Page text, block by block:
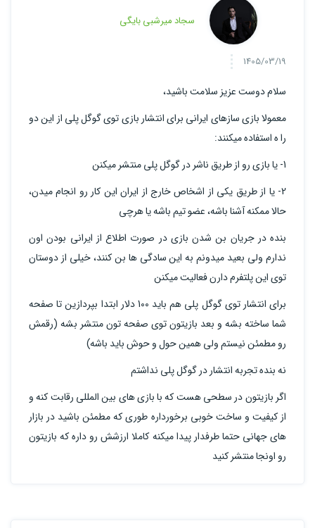
سجاد میرشبی بایگی
1405/03/19
سلام دوست عزیز سلامت باشید،
معمولا بازی سازهای ایرانی برای انتشار بازی توی گوگل پلی از این دو
را ه استفاده میکنند:
1- یا بازی رو از طریق ناشر در گوگل پلی منتشر میکنن
2- یا از طریق یکی از اشخاص خارج از ایران این کار رو انجام میدن،
حالا ممکنه آشنا باشه، عضو تیم باشه یا هرچی
بنده در جریان بن شدن بازی در صورت اطلاع از ایرانی بودن اون
ندارم ولی بعید میدونم به این سادگی ها بن کنند، خیلی از دوستان
توی این پلتفرم دارن فعالیت میکنن
برای انتشار توی گوگل پلی هم باید 100 دلار ابتدا بپردازین تا صفحه
شما ساخته بشه و بعد بازیتون توی صفحه تون منتشر بشه (رقمش
رو مطمئن نیستم ولی همین حول و حوش باید باشه)
نه بنده تجربه انتشار در گوگل پلی نداشتم
اگر بازیتون در سطحی هست که با بازی های بین المللی رقابت کنه و
از کیفیت و ساخت خوبی برخورداره طوری که مطمئن باشید در بازار
های جهانی حتما طرفدار پیدا میکنه کاملا ارزشش رو داره که بازیتون
رو اونجا منتشر کنید